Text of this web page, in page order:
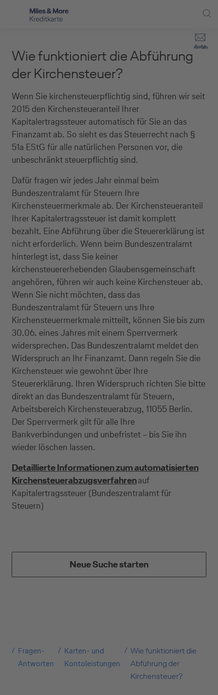
Direkt zur Suche (Enter drücken)
Kontakt
Suche
Selbstständige
Service
Schritt für Schritt zur neuen Karte
Kreditkarte empfehlen
Kreditkarten-Banking
Wie funktioniert die Abführung
der Kirchensteuer?
Wenn Sie kirchensteuerpflichtig sind, führen wir seit
2015 den Kirchensteueranteil Ihrer
Kapitalertragssteuer automatisch für Sie an das
Finanzamt ab. So sieht es das Steuerrecht nach §
51a EStG für alle natürlichen Personen vor, die
unbeschränkt steuerpflichtig sind.
Dafür fragen wir jedes Jahr einmal beim
Bundeszentralamt für Steuern Ihre
Kirchensteuermerkmale ab. Der Kirchensteueranteil
Ihrer Kapitalertragssteuer ist damit komplett
bezahlt. Eine Abführung über die Steuererklärung ist
nicht erforderlich. Wenn beim Bundeszentralamt
hinterlegt ist, dass Sie keiner
kirchensteuererhebenden Glaubensgemeinschaft
angehören, führen wir auch keine Kirchensteuer ab.
Wenn Sie nicht möchten, dass das
Bundeszentralamt für Steuern uns Ihre
Kirchensteuermerkmale mitteilt, können Sie bis zum
30.06. eines Jahres mit einem Sperrvermerk
widersprechen. Das Bundeszentralamt meldet den
Widerspruch an Ihr Finanzamt. Dann regeln Sie die
Kirchensteuer wie gewohnt über Ihre
Steuererklärung. Ihren Widerspruch richten Sie bitte
direkt an das Bundeszentralamt für Steuern,
Arbeitsbereich Kirchensteuerabzug, 11055 Berlin.
Der Sperrvermerk gilt für alle Ihre
Bankverbindungen und unbefristet – bis Sie ihn
wieder löschen lassen.
Detaillierte Informationen zum automatisierten
Kirchensteuerabzugsverfahrenauf
Kapitalertragssteuer (Bundeszentralamt für
Steuern)
Neue Suche starten
Fragen-
Antworten
Karten- und
Kontoleistungen
Wie funktioniert die
Abführung der
Kirchensteuer?
Kreditkarte beantragen
Suchen Sie eine Kreditkarte für die private oder
geschäftliche Nutzung? Oder möchten Sie
Private Nutzung
Selbstständige